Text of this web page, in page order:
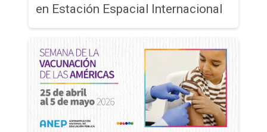
en Estación Espacial Internacional